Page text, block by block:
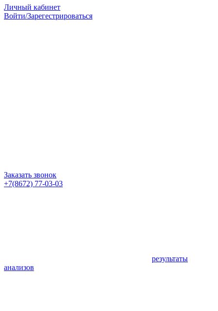
Личный кабинет
Войти/Зарегестрироваться
Заказать звонок
+7(8672) 77-03-03
результаты
анализов